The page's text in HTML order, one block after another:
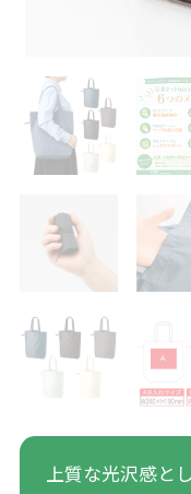
上質な光沢感と